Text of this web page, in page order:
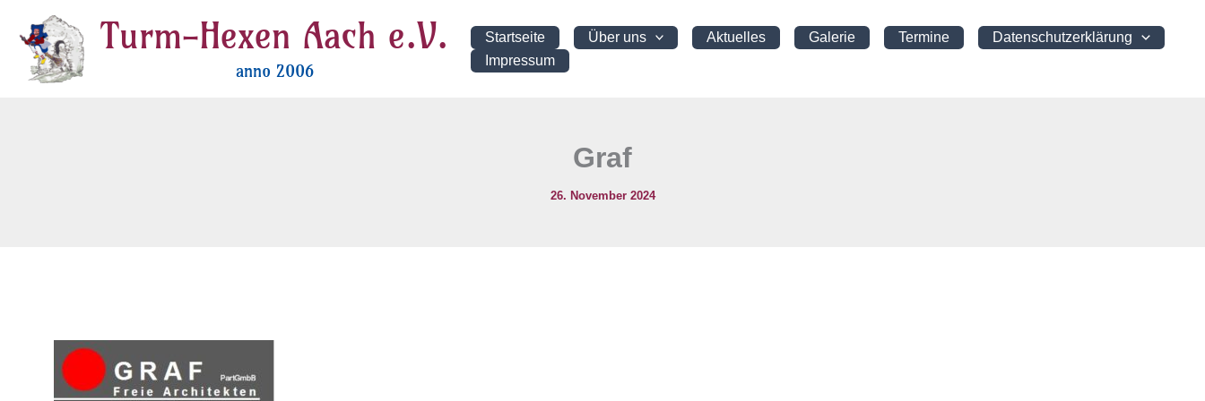
Inhalt
springen
Turm-Hexen Aach e.V.
anno 2006
Startseite Über uns Aktuelles Galerie Termine
Datenschutzerklärung
Impressum
Graf
26. November 2024